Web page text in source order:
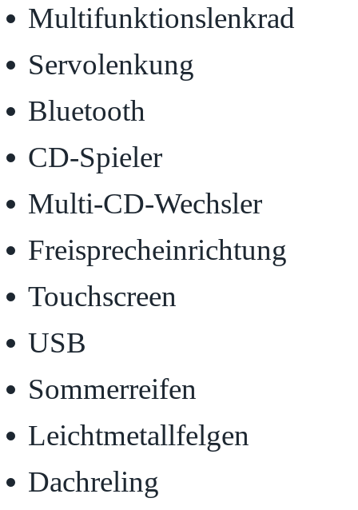
Multifunktionslenkrad
Servolenkung
Bluetooth
CD-Spieler
Multi-CD-Wechsler
Freisprecheinrichtung
Touchscreen
USB
Sommerreifen
Leichtmetallfelgen
Dachreling